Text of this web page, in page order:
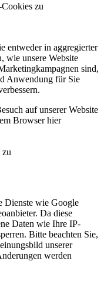
zu
entweder in aggregierter
wie unsere Website
sind,
Anwendung für Sie
auf unserer Website
Browser hier
Dienste wie Google
Da diese
Daten wie Ihre IP-
Bitte beachten Sie,
unserer
werden